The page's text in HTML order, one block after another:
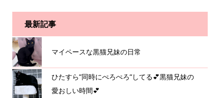
最新記事
マイペースな黒猫兄妹の日常
ひたすら”同時にぺろぺろ”してる💕黒猫兄妹の
愛おしい時間💕